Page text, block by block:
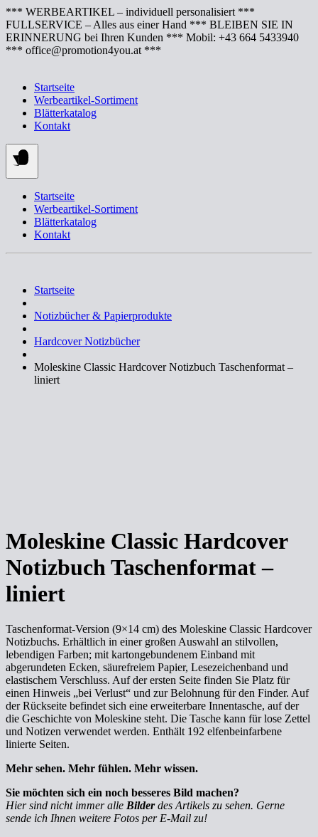
Springe
zum
Inhalt
*** WERBEARTIKEL – individuell personalisiert ***
FULLSERVICE – Alles aus einer Hand *** BLEIBEN SIE IN
ERINNERUNG bei Ihren Kunden *** Mobil: +43 664 5433940
*** office@promotion4you.at ***
Startseite
Werbeartikel-Sortiment
Blätterkatalog
Kontakt
Startseite
Werbeartikel-Sortiment
Blätterkatalog
Kontakt
Startseite
Notizbücher & Papierprodukte
Hardcover Notizbücher
Moleskine Classic Hardcover Notizbuch Taschenformat –
liniert
Moleskine Classic Hardcover
Notizbuch Taschenformat –
liniert
Taschenformat-Version (9×14 cm) des Moleskine Classic Hardcover
Notizbuchs. Erhältlich in einer großen Auswahl an stilvollen,
lebendigen Farben; mit kartongebundenem Einband mit
abgerundeten Ecken, säurefreiem Papier, Lesezeichenband und
elastischem Verschluss. Auf der ersten Seite finden Sie Platz für
einen Hinweis „bei Verlust“ und zur Belohnung für den Finder. Auf
der Rückseite befindet sich eine erweiterbare Innentasche, auf der
die Geschichte von Moleskine steht. Die Tasche kann für lose Zettel
und Notizen verwendet werden. Enthält 192 elfenbeinfarbene
linierte Seiten.
Mehr sehen. Mehr fühlen. Mehr wissen.
Sie möchten sich ein noch besseres Bild machen?
Hier sind nicht immer alle Bilderdes Artikels zu sehen. Gerne
sende ich Ihnen weitere Fotos per E-Mail zu!